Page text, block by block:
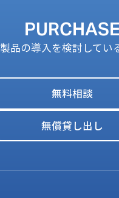
PURCHASE
製品の導入を検討してい
無料相談
無償貸し出し